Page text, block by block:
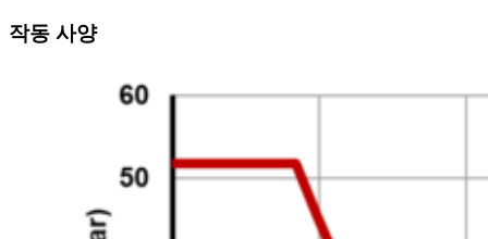
작동 사양